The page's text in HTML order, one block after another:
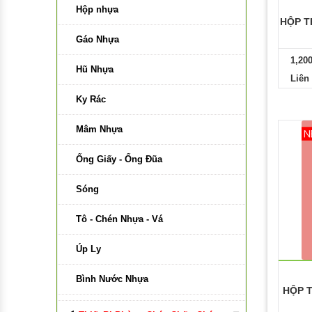
Bảng Di Động Trắng
Bảng Di Động Hai Mặt Xanh
Phụ Kiện Bảng
Bảng Có Bánh Xe
Bảng Di Động Xanh
Bảng Kính Từ
Vật Liệu Làm Bảng
Keo Làm Bảng
Vải Làm Bảng
Gỗ Làm Bảng
Nhựa Làm Bảng
Hộp nhựa
Gáo Nhựa
Hũ Nhựa
Ky Rác
Mâm Nhựa
Ống Giấy - Ống Đũa
Sóng
Tô - Chén Nhựa - Vá
Úp Ly
Bình Nước Nhựa
Lồng Bàn Nhựa
HỘP
Liên
HỘP